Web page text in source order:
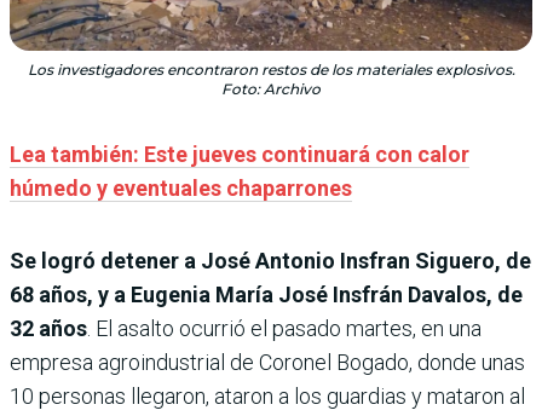
Los investigadores encontraron restos de los materiales explosivos.
Foto: Archivo
Lea también: Este jueves continuará con calor
húmedo y eventuales chaparrones
Se logró detener a José Antonio Insfran Siguero, de
68 años, y a Eugenia María José Insfrán Davalos, de
32 años . El asalto ocurrió el pasado martes, en una
empresa agroindustrial de Coronel Bogado, donde unas
10 personas llegaron, ataron a los guardias y mataron al